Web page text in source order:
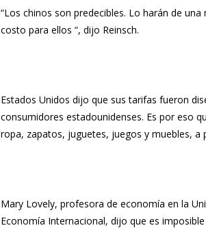
“Los chinos son predecibles. Lo harán de
costo para ellos “, dijo Reinsch.
Estados Unidos dijo que sus tarifas fueron
consumidores estadounidenses. Es por eso
ropa, zapatos, juguetes, juegos y muebles, a
Mary Lovely, profesora de economía en la
Economía Internacional, dijo que es